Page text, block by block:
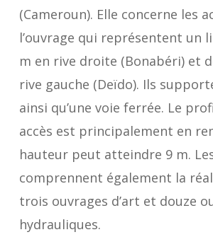
(Cameroun). Elle concerne les
l’ouvrage qui représentent un
m en rive droite (Bonabéri) et
rive gauche (Deïdo). Ils
ainsi qu’une voie ferrée. Le
accès est principalement en
hauteur peut atteindre 9 m.
comprennent également la
trois ouvrages d’art et douze
hydrauliques.